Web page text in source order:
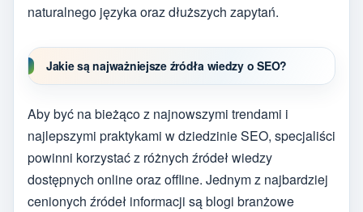
naturalnego języka oraz dłuższych zapytań.
Jakie są najważniejsze źródła wiedzy o SEO?
Aby być na bieżąco z najnowszymi trendami i
najlepszymi praktykami w dziedzinie SEO, specjaliści
powinni korzystać z różnych źródeł wiedzy
dostępnych online oraz offline. Jednym z najbardziej
cenionych źródeł informacji są blogi branżowe